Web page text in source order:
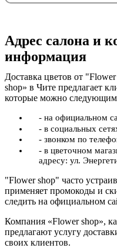
Адрес салона и
информация
Доставка цветов от
shop» в Чите предлагает
которые можно
- на официальном
- в социальных
- звонком по
- в цветочном
адресу: ул.
"Flower shop" часто
применяет промокоды и
следить на официальном
Компания «Flower shop»,
предлагают услугу
своих клиентов.